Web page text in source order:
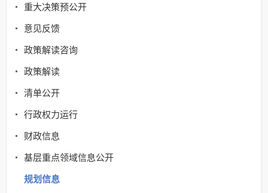
重大决策预公开
意见反馈
政策解读咨询
政策解读
清单公开
行政权力运行
财政信息
基层重点领域信息公开
规划信息